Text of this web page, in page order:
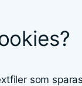
som